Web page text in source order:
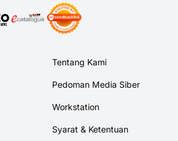
Tentang Kami
Pedoman Media Siber
Workstation
Syarat & Ketentuan